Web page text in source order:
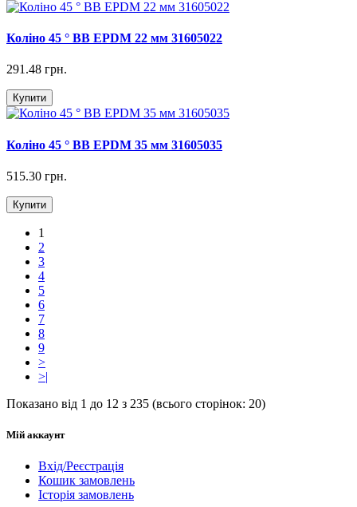
Коліно 45 ° ВВ EPDM 22 мм 31605022
291.48 грн.
Купити
Коліно 45 ° ВВ EPDM 35 мм 31605035
515.30 грн.
Купити
1
2
3
4
5
6
7
8
9
>
>|
Показано від 1 до 12 з 235 (всього сторінок: 20)
Мій аккаунт
Вхід/Реєстрація
Кошик замовлень
Історія замовлень